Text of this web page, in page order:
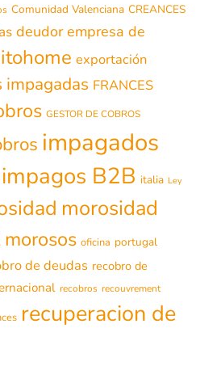
Comunidad Valenciana CREANCES
deudor empresa de
exportación
impagadas FRANCES
GESTOR DE COBROS
impagados
impagos B2B italia Ley
morosidad
morosos oficina portugal
de deudas recobro de
recobros recouvrement
recuperacion de